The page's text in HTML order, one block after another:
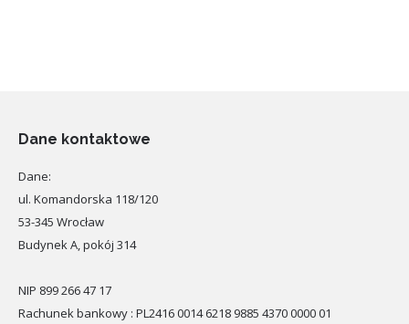
Dane kontaktowe
Dane:
ul. Komandorska 118/120
53-345 Wrocław
Budynek A, pokój 314
NIP 899 266 47 17
Rachunek bankowy : PL2416 0014 6218 9885 4370 0000 01